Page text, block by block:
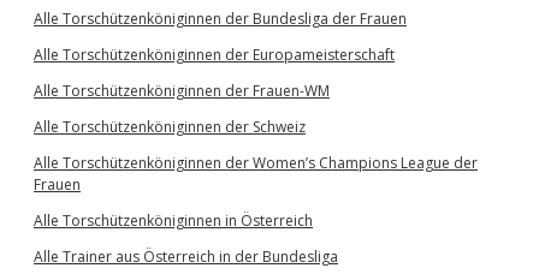
Alle Torschützenköniginnen der Bundesliga der Frauen
Alle Torschützenköniginnen der Europameisterschaft
Alle Torschützenköniginnen der Frauen-WM
Alle Torschützenköniginnen der Schweiz
Alle Torschützenköniginnen der Women’s Champions League der
Frauen
Alle Torschützenköniginnen in Österreich
Alle Trainer aus Österreich in der Bundesliga